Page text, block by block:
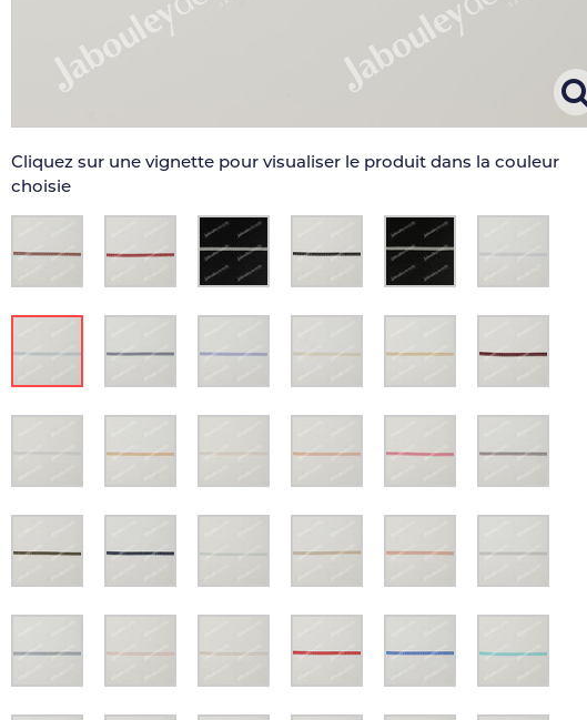
Cliquez sur une vignette pour visualiser le produit dans la couleur
choisie